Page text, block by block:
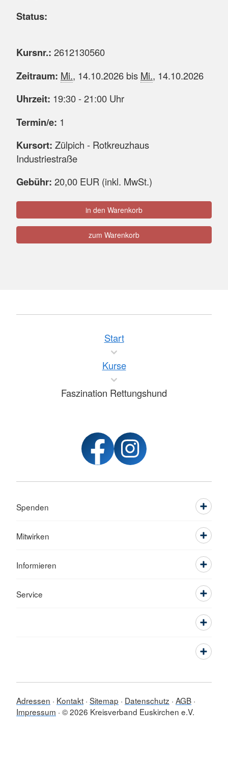
Status:
Kursnr.: 2612130560
Zeitraum: Mi., 14.10.2026 bis Mi., 14.10.2026
Uhrzeit: 19:30 - 21:00 Uhr
Termin/e: 1
Kursort: Zülpich - Rotkreuzhaus
Industriestraße
Gebühr: 20,00 EUR (inkl. MwSt.)
in den Warenkorb
zum Warenkorb
Start
Kurse
Faszination Rettungshund
Spenden
Mitwirken
Informieren
Service
Adressen Kontakt Sitemap Datenschutz AGB
Impressum © 2026 Kreisverband Euskirchen e.V.